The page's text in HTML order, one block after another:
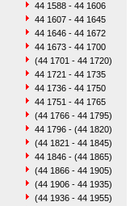
44 1588 - 44 1606
44 1607 - 44 1645
44 1646 - 44 1672
44 1673 - 44 1700
(44 1701 - 44 1720)
44 1721 - 44 1735
44 1736 - 44 1750
44 1751 - 44 1765
(44 1766 - 44 1795)
44 1796 - (44 1820)
(44 1821 - 44 1845)
44 1846 - (44 1865)
(44 1866 - 44 1905)
(44 1906 - 44 1935)
(44 1936 - 44 1955)